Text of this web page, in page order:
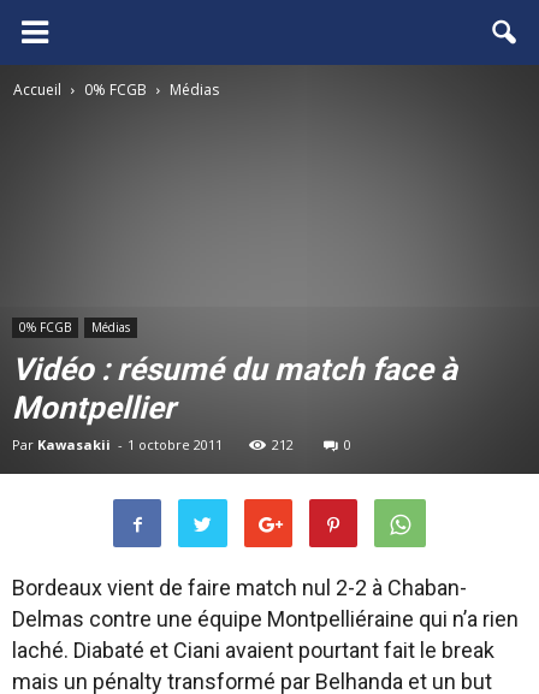
FCGB.net
Accueil 0% FCGB Médias
0% FCGB Médias
Vidéo : résumé du match face à
Montpellier
Par Kawasakii - 1 octobre 2011 212 0
Bordeaux vient de faire match nul 2-2 à Chaban-
Delmas contre une équipe Montpelliéraine qui n’a rien
laché. Diabaté et Ciani avaient pourtant fait le break
mais un pénalty transformé par Belhanda et un but